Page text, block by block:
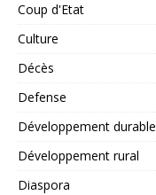
Coup d'Etat
Culture
Décès
Defense
Développement durable
Développement rural
Diaspora